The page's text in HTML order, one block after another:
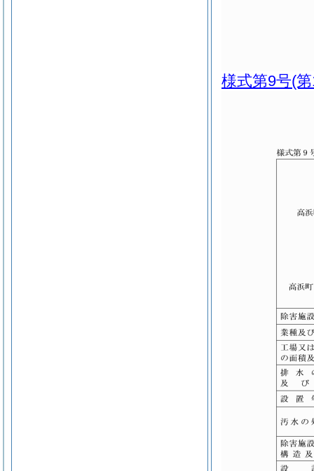
様式第9号(